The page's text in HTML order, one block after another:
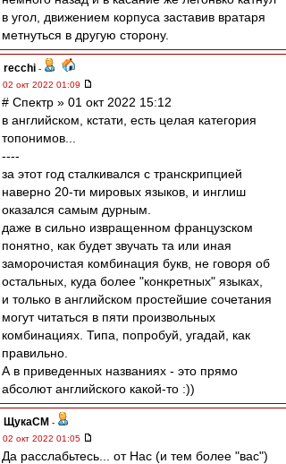
в угол, движением корпуса заставив вратаря
метнуться в другую сторону.
recchi -
02 окт 2022 01:09
# Спектр » 01 окт 2022 15:12
в английском, кстати, есть целая категория
топонимов...
----
за этот год сталкивался с транскрипцией
наверно 20-ти мировых языков, и инглиш
оказался самым дурным.
даже в сильно извращенном французском
понятно, как будет звучать та или иная
заморочистая комбинация букв, не говоря об
остальных, куда более "конкретных" языках,
и только в английском простейшие сочетания
могут читаться в пяти произвольных
комбинациях. Типа, попробуй, угадай, как
правильно.
А в приведенных названиях - это прямо
абсолют английского какой-то :))
ЩукаСМ -
02 окт 2022 01:05
Да расслабьтесь... от Нас (и тем более "вас")